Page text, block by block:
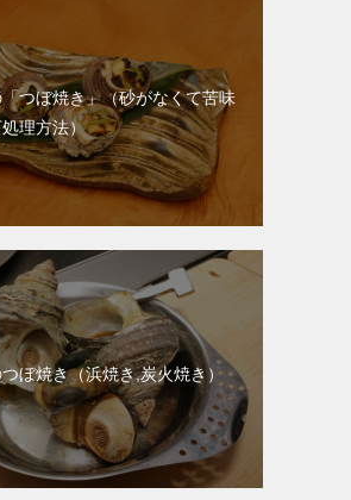
つぼ焼き」（砂がなくて苦味
理方法）
ぼ焼き（浜焼き,炭火焼き）